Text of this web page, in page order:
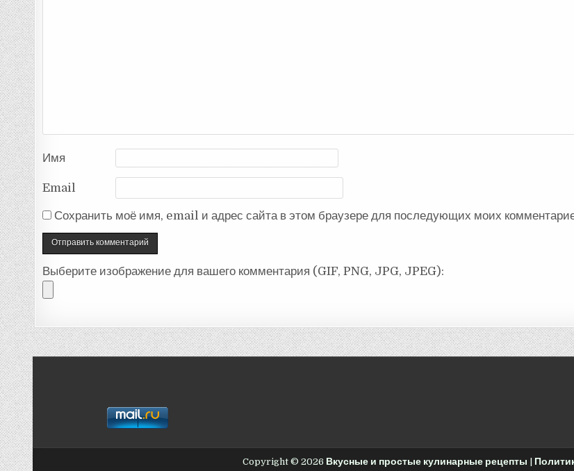
Имя
Email
Сохранить моё имя, email и адрес сайта в этом браузере для последующих моих
Выберите изображение для вашего комментария (GIF, PNG, JPG, JPEG):
Copyright © 2026 Вкусные и простые кулинарные рецепты |